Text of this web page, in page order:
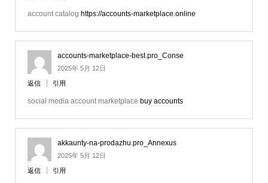
account catalog https://accounts-marketplace.online
accounts-marketplace-best.pro_Conse
2025年 5月 12日
返信 引用
social media account marketplace buy accounts
akkaunty-na-prodazhu.pro_Annexus
2025年 5月 12日
返信 引用